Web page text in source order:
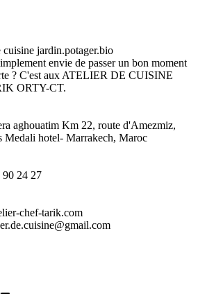
cuisine jardin.potager.bio
envie de passer un bon moment
? C'est aux ATELIER DE CUISINE
ORTY-CT.
aghouatim Km 22, route d'Amezmiz,
Medali hotel- Marrakech, Maroc
24 27
chef-tarik.com